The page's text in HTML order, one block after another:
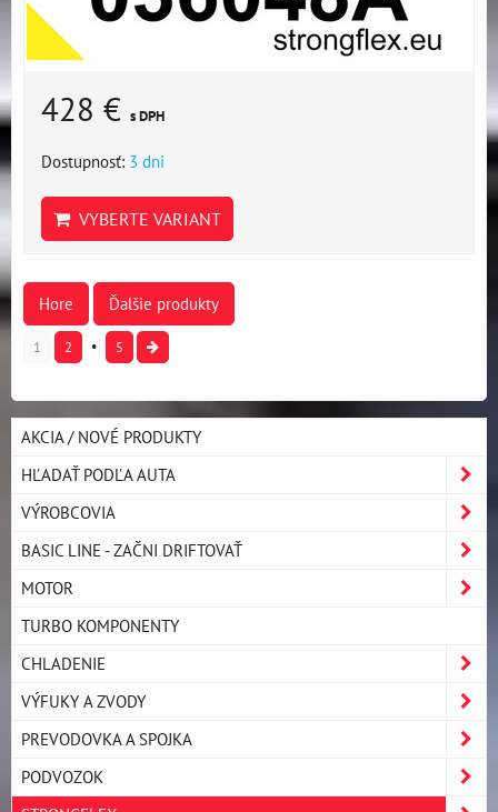
428 € s DPH
Dostupnosť: 3 dni
VYBERTE VARIANT
Hore Ďalšie produkty
1 2 5
AKCIA / NOVÉ PRODUKTY
HĽADAŤ PODĽA AUTA
VÝROBCOVIA
BASIC LINE - ZAČNI DRIFTOVAŤ
MOTOR
TURBO KOMPONENTY
CHLADENIE
VÝFUKY A ZVODY
PREVODOVKA A SPOJKA
PODVOZOK